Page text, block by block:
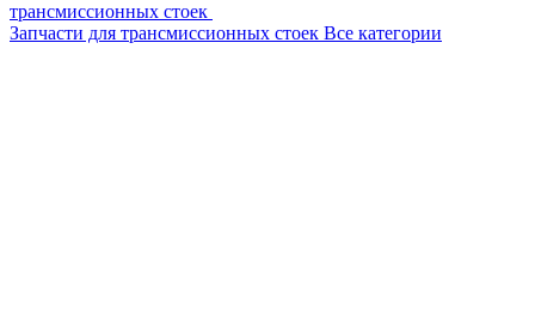
трансмиссионных стоек
Запчасти для трансмиссионных стоек Все категории